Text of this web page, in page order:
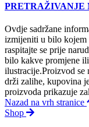
PRETRAŽIVANJE
Ovdje sadržane
izmijeniti u bilo kojem
raspitajte se prije
bilo kakve promjene
ilustracije.Proizvod se
drži zalihe, kupovina
proizvoda prikazuje
Nazad na vrh stranice
Shop